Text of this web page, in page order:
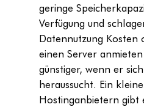
geringe
Verfügung und
Datennutzung Kosten
einen Server
günstiger, wenn er
heraussucht. Ein
Hostinganbietern gibt